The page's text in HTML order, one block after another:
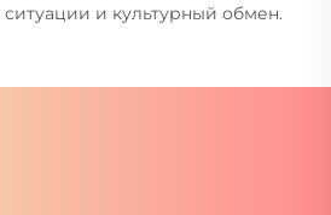
и культурный обмен.